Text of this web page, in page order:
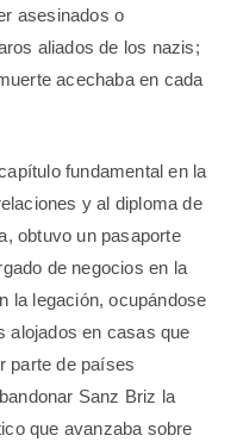
asesinados o
aliados de los nazis;
acechaba en cada
fundamental en la
y al diploma de
obtuvo un pasaporte
de negocios en la
la legación, ocupándose
alojados en casas que
parte de países
Sanz Briz la
que avanzaba sobre